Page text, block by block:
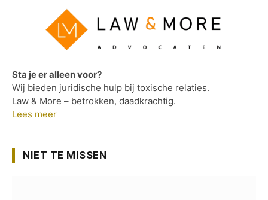
Sta je er alleen voor?
Wij bieden juridische hulp bij toxische relaties.
Law & More – betrokken, daadkrachtig.
Lees meer
NIET TE MISSEN